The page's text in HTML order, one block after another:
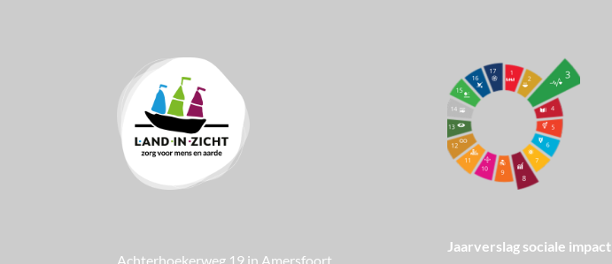
Achterhoekerweg 19 in Amersfoort
Jaarverslag sociale impact